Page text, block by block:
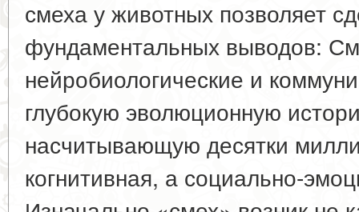
смеха у животных позволяет
фундаментальных выводов:
нейробиологические и
глубокую эволюционную
насчитывающую десятки
когнитивная, а социально-